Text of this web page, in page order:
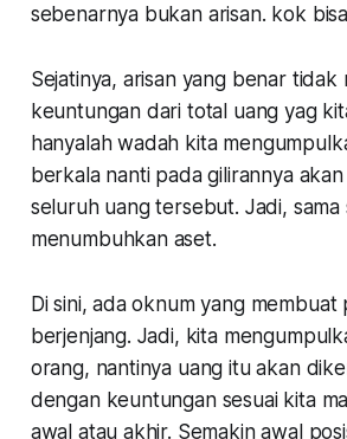
sebenarnya bukan arisan. kok
Sejatinya, arisan yang benar tidak
keuntungan dari total uang yag
hanyalah wadah kita
berkala nanti pada gilirannya
seluruh uang tersebut. Jadi, sama
menumbuhkan aset.
Di sini, ada oknum yang
berjenjang. Jadi, kita
orang, nantinya uang itu akan
dengan keuntungan sesuai kita
awal atau akhir. Semakin awal